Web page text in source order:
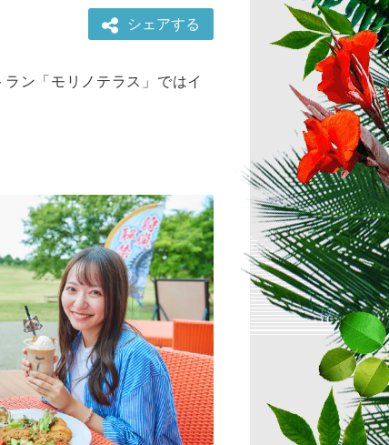
シェアする
ン「モリノテラス」ではイ